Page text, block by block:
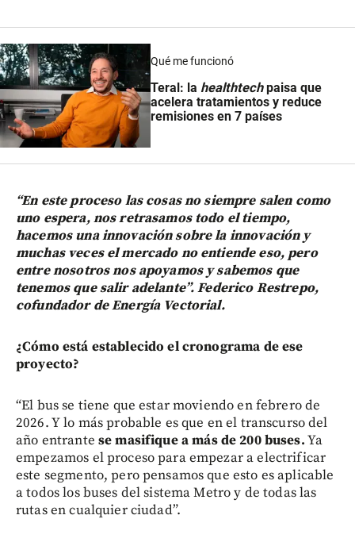
Qué me funcionó
Teral: la healthtechpaisa que
acelera tratamientos y reduce
remisiones en 7 países
“En este proceso las cosas no siempre salen como
uno espera, nos retrasamos todo el tiempo,
hacemos una innovación sobre la innovación y
muchas veces el mercado no entiende eso, pero
entre nosotros nos apoyamos y sabemos que
tenemos que salir adelante”. Federico Restrepo,
cofundador de Energía Vectorial.
¿Cómo está establecido el cronograma de ese
proyecto?
“El bus se tiene que estar moviendo en febrero de
2026. Y lo más probable es que en el transcurso del
año entrante se masifique a más de 200 buses.Ya
empezamos el proceso para empezar a electrificar
este segmento, pero pensamos que esto es aplicable
a todos los buses del sistema Metro y de todas las
rutas en cualquier ciudad”.